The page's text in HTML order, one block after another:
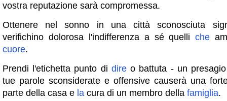
vostra reputazione sarà compromessa.
Ottenere nel sonno in una città sconosciuta
verifichino dolorosa l'indifferenza a sé quelliche
cuore.
Prendi l'etichetta punto di direo battuta - un
tue parole sconsiderate e offensive causerà una
parte della casa e la cura di un membro della famiglia.